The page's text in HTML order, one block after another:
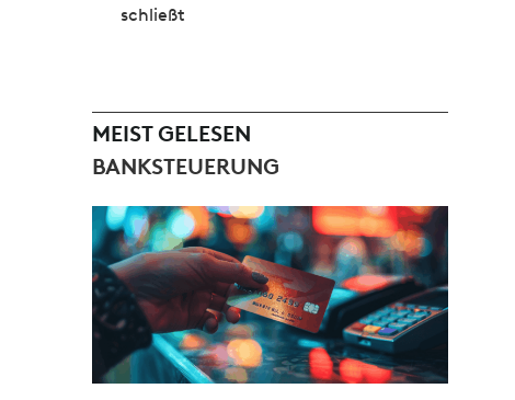
schließt
MEIST GELESEN
BANKSTEUERUNG